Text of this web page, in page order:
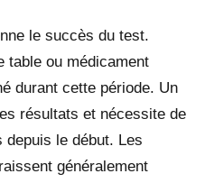
le succès du test.
table ou médicament
durant cette période. Un
résultats et nécessite de
le début. Les
généralement